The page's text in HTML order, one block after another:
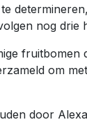
nog
om
door